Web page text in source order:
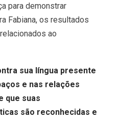
para demonstrar
Fabiana, os resultados
ao
sua língua presente
e nas relações
que suas
são reconhecidas e